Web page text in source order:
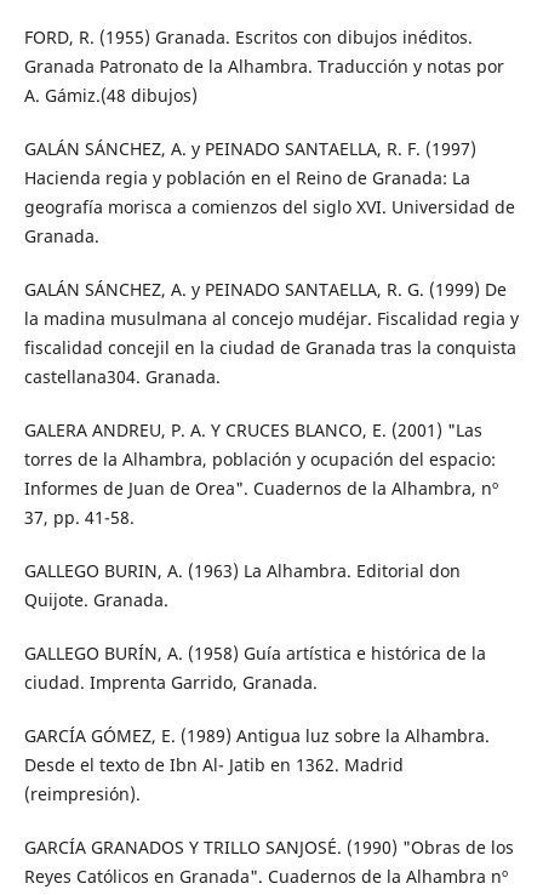
FORD, R. (1955) Granada. Escritos con dibujos inéditos.
Granada Patronato de la Alhambra. Traducción y notas por
A. Gámiz.(48 dibujos)
GALÁN SÁNCHEZ, A. y PEINADO SANTAELLA, R. F. (1997)
Hacienda regia y población en el Reino de Granada: La
geografía morisca a comienzos del siglo XVI. Universidad de
Granada.
GALÁN SÁNCHEZ, A. y PEINADO SANTAELLA, R. G. (1999) De
la madina musulmana al concejo mudéjar. Fiscalidad regia y
fiscalidad concejil en la ciudad de Granada tras la conquista
castellana304. Granada.
GALERA ANDREU, P. A. Y CRUCES BLANCO, E. (2001) "Las
torres de la Alhambra, población y ocupación del espacio:
Informes de Juan de Orea". Cuadernos de la Alhambra, nº
37, pp. 41-58.
GALLEGO BURIN, A. (1963) La Alhambra. Editorial don
Quijote. Granada.
GALLEGO BURÍN, A. (1958) Guía artística e histórica de la
ciudad. Imprenta Garrido, Granada.
GARCÍA GÓMEZ, E. (1989) Antigua luz sobre la Alhambra.
Desde el texto de Ibn Al- Jatib en 1362. Madrid
(reimpresión).
GARCÍA GRANADOS Y TRILLO SANJOSÉ. (1990) "Obras de los
Reyes Católicos en Granada". Cuadernos de la Alhambra nº